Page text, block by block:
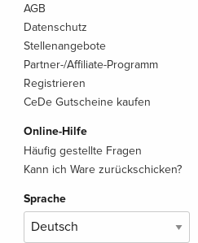
AGB
Datenschutz
Stellenangebote
Partner-/Affiliate-Programm
Registrieren
CeDe Gutscheine kaufen
Online-Hilfe
Häufig gestellte Fragen
Kann ich Ware zurückschicken?
Sprache